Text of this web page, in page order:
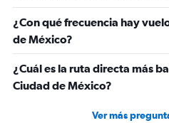
¿Con qué frecuencia hay
de México?
¿Cuál es la ruta directa más
Ciudad de México?
Ver más